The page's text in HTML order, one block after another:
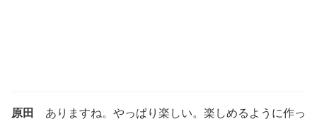
原田
ありますね。やっぱり楽しい。楽しめるように作っ